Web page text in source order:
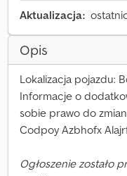
Aktualizacja:
Opis
Lokalizacja pojazdu:
Informacje o
sobie prawo do
Codpoy Azbhofx
Ogłoszenie zostało